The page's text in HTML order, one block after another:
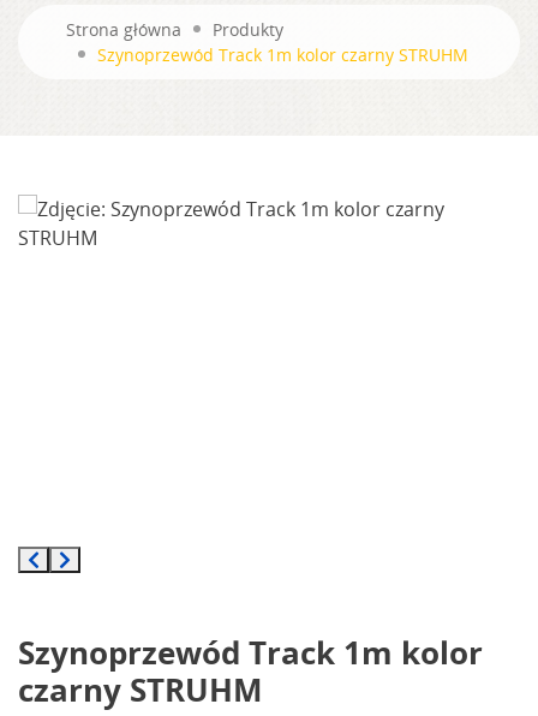
Strona główna
Produkty
Szynoprzewód Track 1m kolor czarny STRUHM
Szynoprzewód Track 1m kolor
czarny STRUHM